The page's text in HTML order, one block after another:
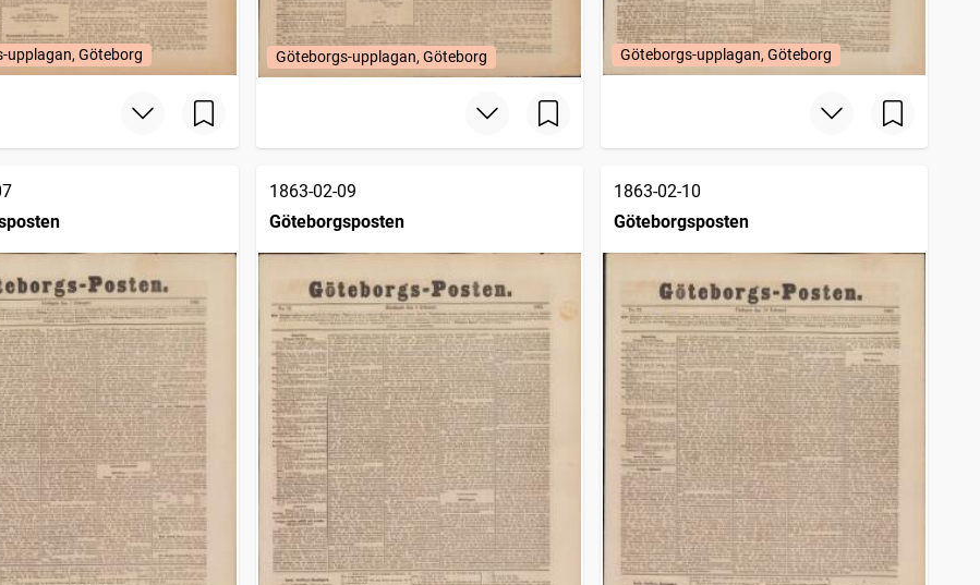
upplagan, Göteborg Göteborgs-upplagan, Göteborg Göteborgs-upplagan, Göteborg
1863-02-09
Göteborgsposten
1863-02-10
Göteborgsposten